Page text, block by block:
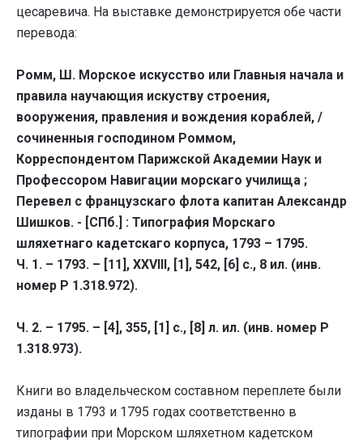
цесаревича. На выставке демонстрируется обе части
перевода:
Ромм, Ш. Морское искусство или Главныя начала и
правила научающия искуству строения,
вооружения, правления и вождения кораблей, /
сочиненныя господином Роммом,
Корреспондентом Парижской Академии Наук и
Профессором Навигации морскаго училища ;
Перевел с французскаго флота капитан Александр
Шишков. - [СПб.] : Типография Морскаго
шляхетнаго кадетскаго корпуса, 1793 – 1795.
Ч. 1. – 1793. – [11], XXVIII, [1], 542, [6] с., 8 ил. (инв.
номер Р 1.318.972).
Ч. 2. – 1795. – [4], 355, [1] с., [8] л. ил. (инв. номер Р
1.318.973).
Книги во владельческом составном переплете были
изданы в 1793 и 1795 годах соответственно в
типографии при Морском шляхетном кадетском